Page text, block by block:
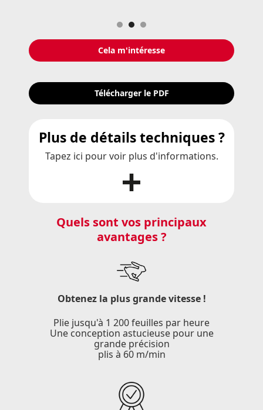
Cela m'intéresse
Télécharger le PDF
Plus de détails techniques ?
Tapez ici pour voir plus d'informations.
Quels sont vos principaux
avantages ?
Obtenez la plus grande vitesse !
Plie jusqu'à 1 200 feuilles par heure
Une conception astucieuse pour une
grande précision
plis à 60 m/min